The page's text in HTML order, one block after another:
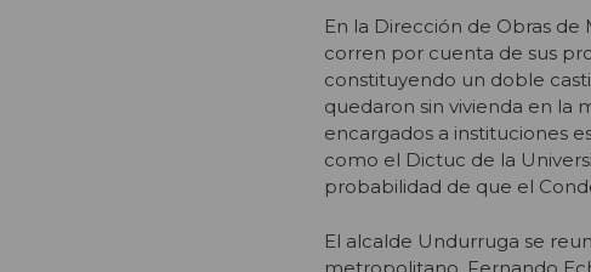
En la Dirección de Obras
corren por cuenta de sus
constituyendo un doble
quedaron sin vivienda en la
encargados a instituciones
como el Dictuc de la
probabilidad de que el
El alcalde Undurruga se